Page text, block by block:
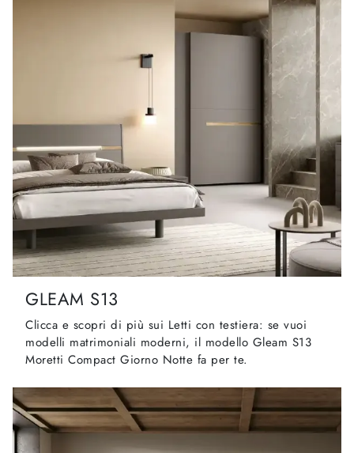
GLEAM S13
Clicca e scopri di più sui Letti con testiera: se vuoi
modelli matrimoniali moderni, il modello Gleam S13
Moretti Compact Giorno Notte fa per te.